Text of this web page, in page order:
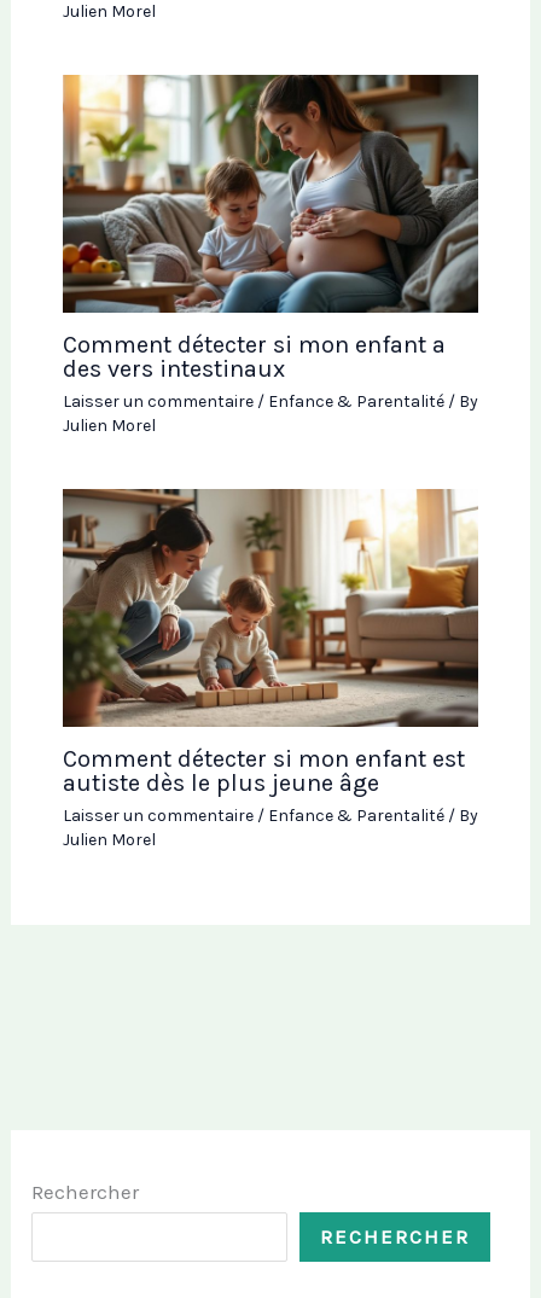
Julien Morel
Comment détecter si mon enfant a
des vers intestinaux
Laisser un commentaire / Enfance & Parentalité/ By
Julien Morel
Comment détecter si mon enfant est
autiste dès le plus jeune âge
Laisser un commentaire / Enfance & Parentalité/ By
Julien Morel
Rechercher
RECHERCHER